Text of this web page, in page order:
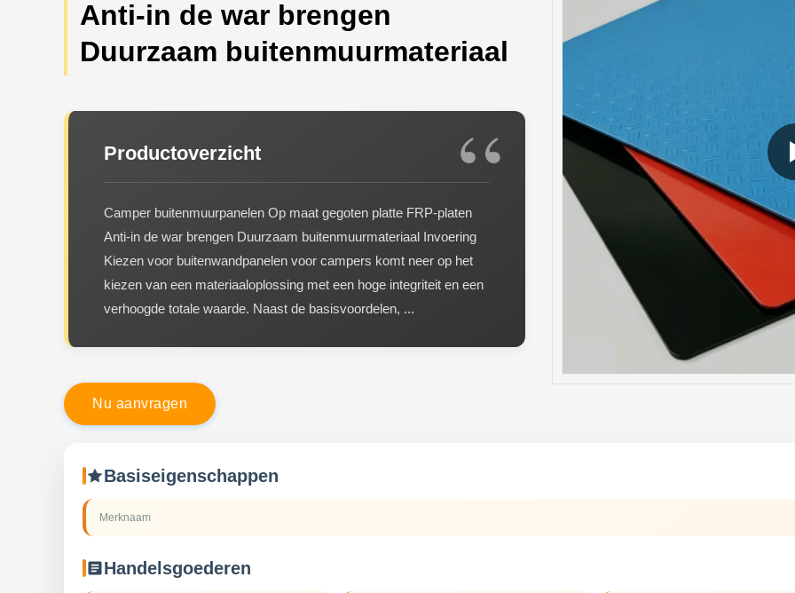
Anti-in de war brengen
Duurzaam buitenmuurmateriaal
Productoverzicht
Camper buitenmuurpanelen Op maat gegoten platte FRP-platen
Anti-in de war brengen Duurzaam buitenmuurmateriaal Invoering
Kiezen voor buitenwandpanelen voor campers komt neer op het
kiezen van een materiaaloplossing met een hoge integriteit en een
verhoogde totale waarde. Naast de basisvoordelen, ...
N u aanvragen
Basiseigenschappen
Merknaam
Handelsgoederen